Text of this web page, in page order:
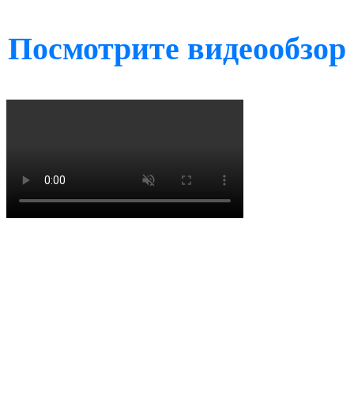
Посмотрите видеообзор